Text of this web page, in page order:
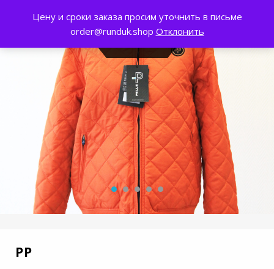
0
PP
Цену и сроки заказа просим уточнить в письме
order@runduk.shop Отклонить